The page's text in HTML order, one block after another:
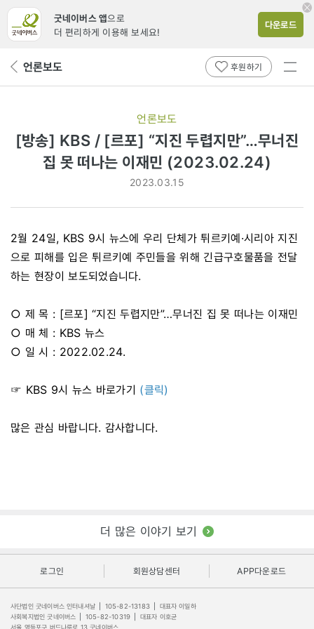
굿네이버스 앱으로
더 편리하게 이용해 보세요!
다운로드
뒤 언론보도 후원하기
전체
언론보도
[방송] KBS / [르포] “지진 두렵지만”…무너진
집 못 떠나는 이재민 (2023.02.24)
2023.03.15
2월 24일, KBS 9시 뉴스에 우리 단체가 튀르키예·시리아 지진
으로 피해를 입은 튀르키예 주민들을 위해 긴급구호물품을 전달
하는 현장이 보도되었습니다.
○ 제 목 : [르포] “지진 두렵지만”…무너진 집 못 떠나는 이재민
○ 매 체 : KBS 뉴스
○ 일 시 : 2022.02.24.
☞ KBS 9시 뉴스 바로가기 (클릭)
많은 관심 바랍니다. 감사합니다.
더 많은 이야기 보기
로그인 회원상담센터 APP다운로드
사단법인 굿네이버스 인터내셔날 105-82-13183
대표자 이일하
사회복지법인 굿네이버스
105-82-10319
대표자 이호균
서울 영등포구 버드나루로 13 굿네이버스